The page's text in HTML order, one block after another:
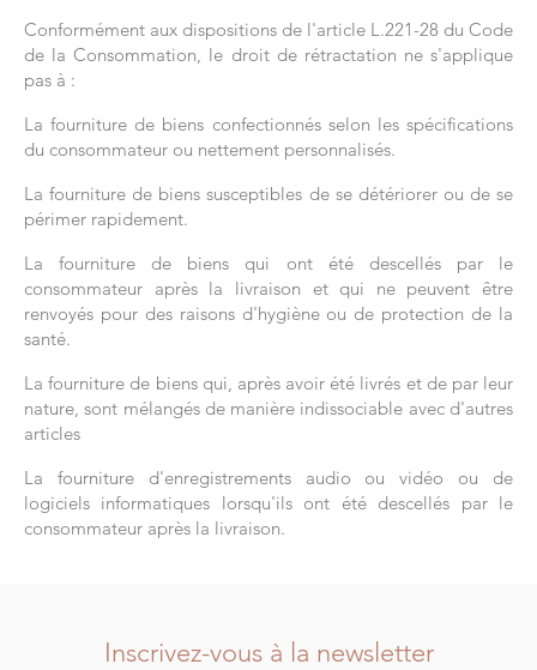
Conformément aux dispositions de l'article L.221-28 du Code
de la Consommation, le droit de rétractation ne s'applique
pas à :
La fourniture de biens confectionnés selon les spécifications
du consommateur ou nettement personnalisés.
La fourniture de biens susceptibles de se détériorer ou de se
périmer rapidement.
La fourniture de biens qui ont été descellés par le
consommateur après la livraison et qui ne peuvent être
renvoyés pour des raisons d'hygiène ou de protection de la
santé.
La fourniture de biens qui, après avoir été livrés et de par leur
nature, sont mélangés de manière indissociable avec d'autres
articles
La fourniture d'enregistrements audio ou vidéo ou de
logiciels informatiques lorsqu'ils ont été descellés par le
consommateur après la livraison.
Inscrivez-vous à la newsletter